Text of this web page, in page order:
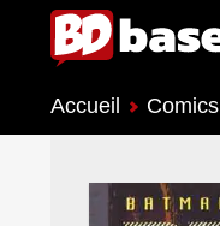
Accueil Comics